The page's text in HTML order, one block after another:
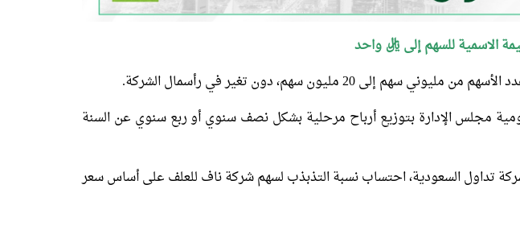
الاسمية للسهم إلى ريال واحد
مجلس الإدارة بتوزيع أرباح مرحلية بشكل نصف سنوي أو ربع سنوي عن السنة
تداول السعودية، احتساب نسبة التذبذب لسهم شركة ناف للعلف على أساس سعر